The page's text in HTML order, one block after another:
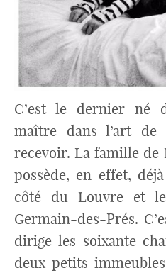
C’est le dernier né
maître dans l’art
recevoir. La famille de
possède, en effet,
côté du Louvre et
Germain-des-Prés.
dirige les soixante
deux petits